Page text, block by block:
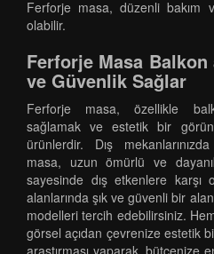
Ferforje masa, düzenli bakım
olabilir.
Ferforje Masa
ve Güvenlik Sağlar
Ferforje masa, özellikle
sağlamak ve estetik bir
ürünlerdir. Dış
masa, uzun ömürlü ve
sayesinde dış etkenlere karşı
alanlarında şık ve güvenli bir
modelleri tercih edebilirsiniz.
görsel açıdan çevrenize estetik
araştırması yaparak, bütçenize